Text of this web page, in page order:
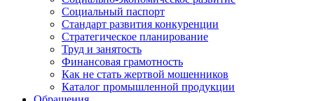
Социальный паспорт
Стандарт развития конкуренции
Стратегическое планирование
Труд и занятость
Финансовая грамотность
Как не стать жертвой мошенников
Каталог промышленной продукции